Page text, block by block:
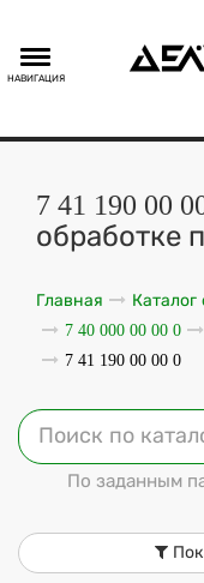
НАВИГАЦИЯ
7 41 190 00
обработке
Главная Каталог
7 40 000 00 00 0
7 41 190 00 00 0
По заданным